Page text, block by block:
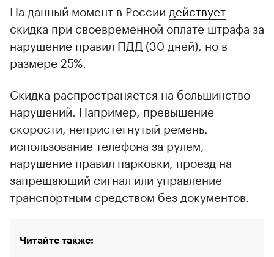
На данный момент в России действует
скидка при своевременной оплате штрафа за
нарушение правил ПДД (30 дней), но в
размере 25%.
Скидка распространяется на большинство
нарушений. Например, превышение
скорости, непристегнутый ремень,
использование телефона за рулем,
нарушение правил парковки, проезд на
запрещающий сигнал или управление
транспортным средством без документов.
Читайте также: